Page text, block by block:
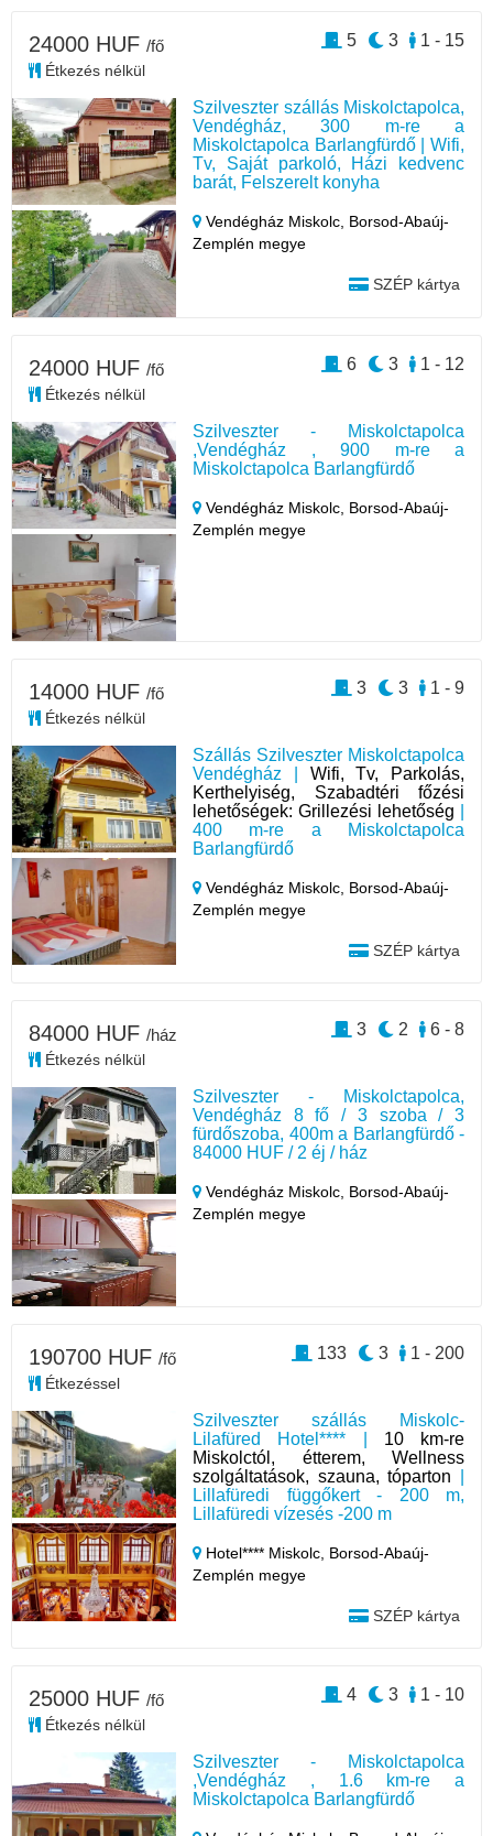
Szilveszter szállás Miskolctapolca,
Vendégház, 300 m-re a
Miskolctapolca Barlangfürdő | Wifi,
Tv, Saját parkoló, Házi kedvenc
barát, Felszerelt konyha
Vendégház Miskolc, Borsod-Abaúj-
Zemplén megye
SZÉP kártya
24000 HUF /fő
Étkezés nélkül
1 - 15
3
5
Szilveszter - Miskolctapolca
,Vendégház , 900 m-re a
Miskolctapolca Barlangfürdő
Vendégház Miskolc, Borsod-Abaúj-
Zemplén megye
24000 HUF /fő
Étkezés nélkül
1 - 12
3
6
Szállás Szilveszter Miskolctapolca
Vendégház | Wifi, Tv, Parkolás,
Kerthelyiség, Szabadtéri főzési
lehetőségek: Grillezési lehetőség
400 m-re a Miskolctapolca
Barlangfürdő
Vendégház Miskolc, Borsod-Abaúj-
Zemplén megye
SZÉP kártya
14000 HUF /fő
Étkezés nélkül
1 - 9
3
3
Szilveszter - Miskolctapolca,
Vendégház 8 fő / 3 szoba / 3
fürdőszoba, 400m a Barlangfürdő -
84000 HUF / 2 éj / ház
Vendégház Miskolc, Borsod-Abaúj-
Zemplén megye
84000 HUF /ház
Étkezés nélkül
6 - 8
2
3
Szilveszter szállás Miskolc-
Lilafüred Hotel**** | 10 km-re
Miskolctól, étterem, Wellness
szolgáltatások, szauna, tóparton
Lillafüredi függőkert - 200 m,
Lillafüredi vízesés -200 m
Hotel**** Miskolc, Borsod-Abaúj-
Zemplén megye
SZÉP kártya
190700 HUF /fő
Étkezéssel
1 - 200
3
133
Szilveszter - Miskolctapolca
,Vendégház , 1.6 km-re a
Miskolctapolca Barlangfürdő
25000 HUF /fő
Étkezés nélkül
1 - 10
3
4